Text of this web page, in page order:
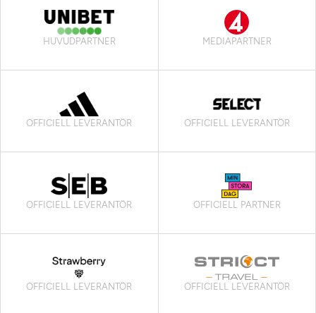
HUVUDPARTNER MEDIAPARTNER
OFFICIELL LEVERANTÖR OFFICIELL LEVERANTÖR
OFFICIELL LEVERANTÖR OFFICIELL PARTNER
OFFICIELL LEVERANTÖR OFFICIELL LEVERANTÖR